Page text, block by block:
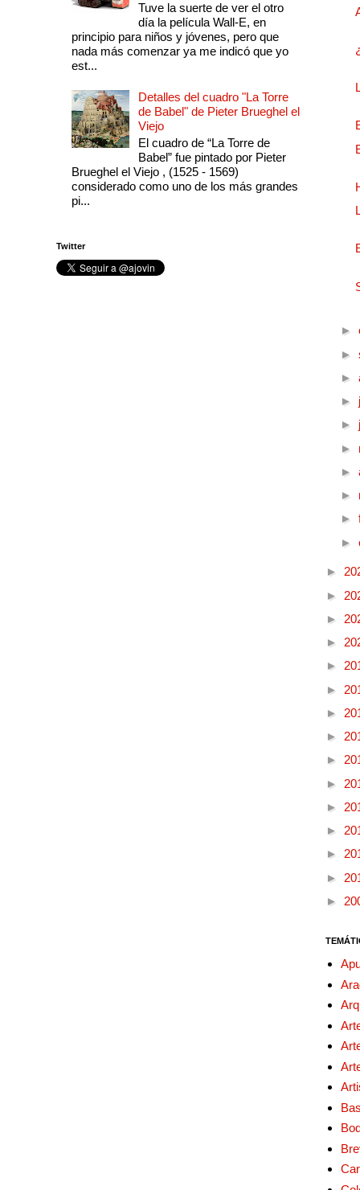
Tuve la suerte de ver el otro
día la película Wall-E, en
principio para niños y jóvenes, pero que
nada más comenzar ya me indicó que yo
est...
Detalles del cuadro "La Torre
de Babel" de Pieter Brueghel el
Viejo
El cuadro de “La Torre de
Babel” fue pintado por Pieter
Brueghel el Viejo , (1525 - 1569)
considerado como uno de los más grandes
pi...
Twitter
►
►
►
►
►
►
►
►
►
►
►
►
►
►
►
►
►
►
►
►
►
►
►
►
►